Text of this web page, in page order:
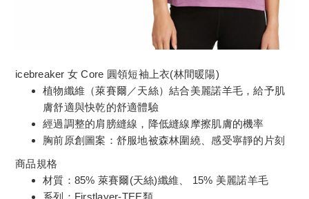
icebreaker 女 Core 圓領短袖上衣(林間暖陽)
植物纖維（萊賽爾／天絲）結合美麗諾羊毛，給予肌
膚舒適與快乾的舒適體驗
經過調整的肩膀縫線，降低縫線摩擦肌膚的機率
胸前原創圖案：舒服地被森林圍繞、感受寧靜的片刻
商品規格
材質：85% 萊賽爾(天絲)纖維、 15% 美麗諾羊毛
系列：Firstlayer-TEE類